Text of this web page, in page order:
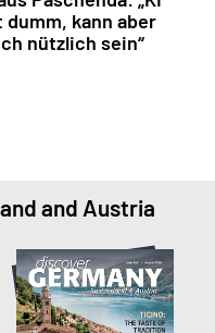
dumm, kann aber
nützlich sein“
and Austria